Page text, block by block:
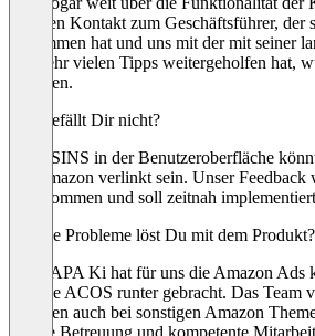
direkten Kontakt zum Geschäftsführer,
genommen hat und uns mit der mit seiner
und sehr vielen Tipps weitergeholfen hat,
schätzen.
Was gefällt Dir nicht?
Die ASINS in der Benutzeroberfläche
auf Amazon verlinkt sein. Unser Feedback
angenommen und soll zeitnah
Welche Probleme löst Du mit dem Produkt?
Die VAPA Ki hat für uns die Amazon Ads
und die ACOS runter gebracht. Das Team
weiteren auch bei sonstigen Amazon
“Beste Betreuung und kompetente